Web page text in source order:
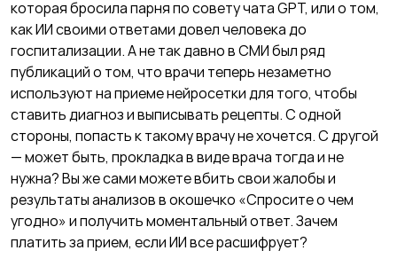
которая бросила парня по совету чата GPT, или о том,
как ИИ своими ответами довел человека до
госпитализации. А не так давно в СМИ был ряд
публикаций о том, что врачи теперь незаметно
используют на приеме нейросетки для того, чтобы
ставить диагноз и выписывать рецепты. С одной
стороны, попасть к такому врачу не хочется. С другой
— может быть, прокладка в виде врача тогда и не
нужна? Вы же сами можете вбить свои жалобы и
результаты анализов в окошечко «Спросите о чем
угодно» и получить моментальный ответ. Зачем
платить за прием, если ИИ все расшифрует?